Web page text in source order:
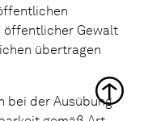
öffentlicher Gewalt
übertragen
bei der Ausübung